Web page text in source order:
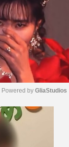
M
Powered by GliaStudios